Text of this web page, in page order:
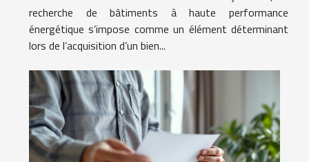
recherche de bâtiments à haute performance
énergétique s’impose comme un élément déterminant
lors de l’acquisition d’un bien...